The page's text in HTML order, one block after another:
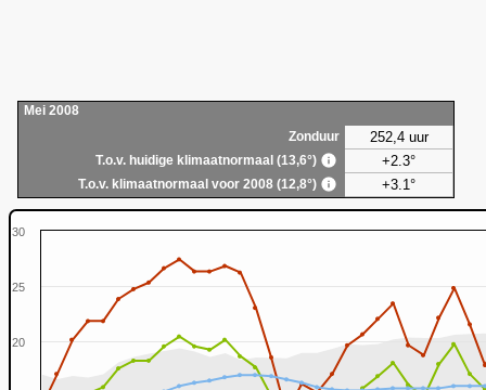
Mei 2008
Zonduur
252,4 uur
T.o.v. huidige klimaatnormaal (13,6°) +2.3°
T.o.v. klimaatnormaal voor 2008 (12,8°) +3.1°
20
25
30